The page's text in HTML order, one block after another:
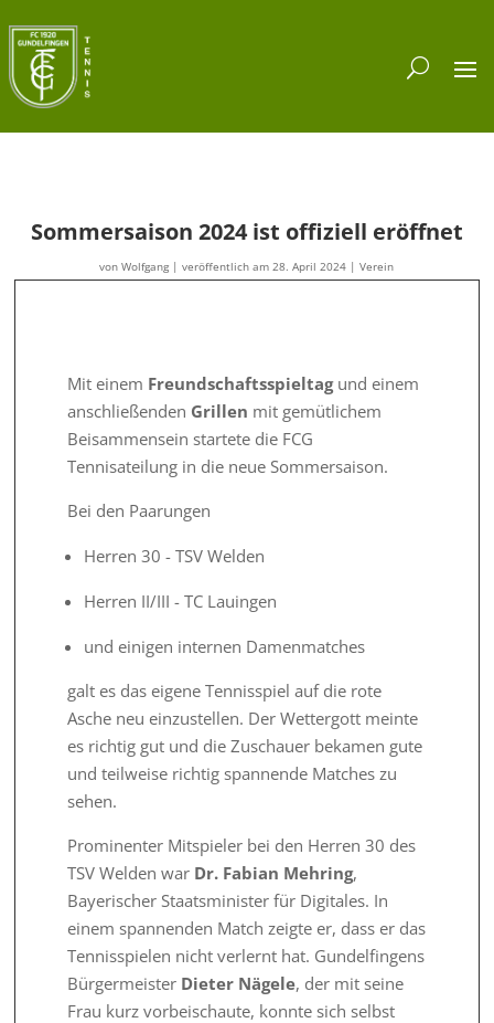
Sommersaison 2024 ist offiziell eröffnet
vonWolfgang |veröffentlich am 28. April 2024 |Verein
Mit einem Freundschaftsspieltagund einem
anschließenden Grillen mit gemütlichem
Beisammensein startete die FCG
Tennisateilung in die neue Sommersaison.
Bei den Paarungen
Herren 30 - TSV Welden
Herren II/III - TC Lauingen
und einigen internen Damenmatches
galt es das eigene Tennisspiel auf die rote
Asche neu einzustellen. Der Wettergott meinte
es richtig gut und die Zuschauer bekamen gute
und teilweise richtig spannende Matches zu
sehen.
Prominenter Mitspieler bei den Herren 30 des
TSV Welden war Dr. Fabian Mehring,
Bayerischer Staatsminister für Digitales. In
einem spannenden Match zeigte er, dass er das
Tennisspielen nicht verlernt hat. Gundelfingens
Bürgermeister Dieter Nägele, der mit seine
Frau kurz vorbeischaute, konnte sich selbst